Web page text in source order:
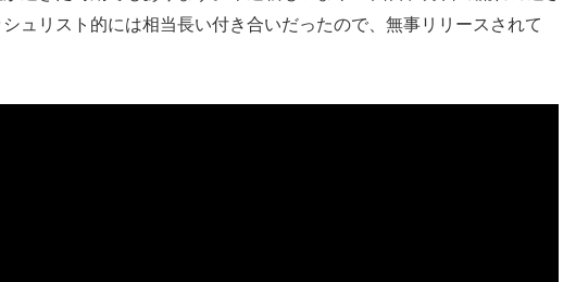
ュリスト的には相当長い付き合いだったので、無事リリースされて